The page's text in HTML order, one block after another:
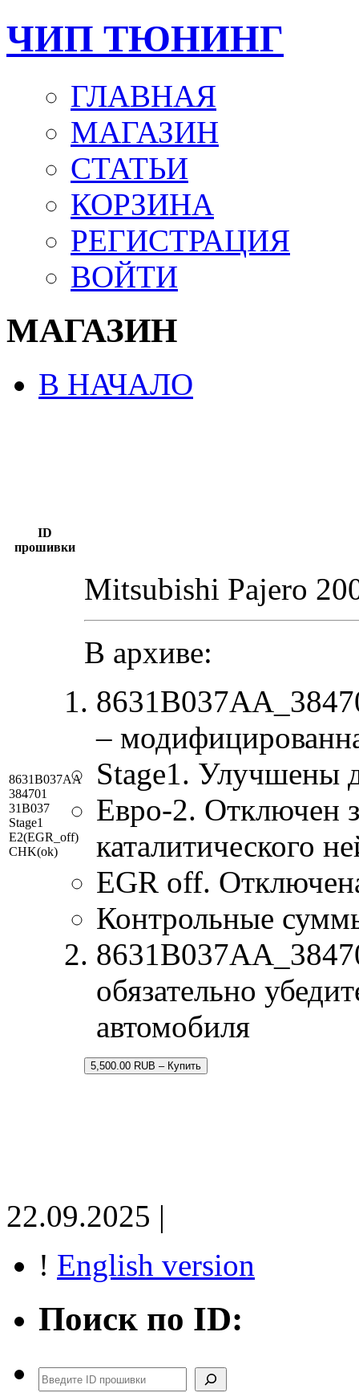
ЧИП ТЮНИНГ
ГЛАВНАЯ
МАГАЗИН
СТАТЬИ
КОРЗИНА
РЕГИСТРАЦИЯ
ВОЙТИ
МАГАЗИН
В НАЧАЛО
ID
прошивки
8631B037AA
384701
31B037
Stage1
E2(EGR_off)
CHK(ok)
Mitsubishi Pajero
В архиве:
–
Stage1. Улучшены
Евро-2. Отключен
каталитического
EGR off.
Контрольные
обязательно
автомобиля
5,500.00 RUB – Купить
22.09.2025 |
! English version
Поиск по ID:
Поиск